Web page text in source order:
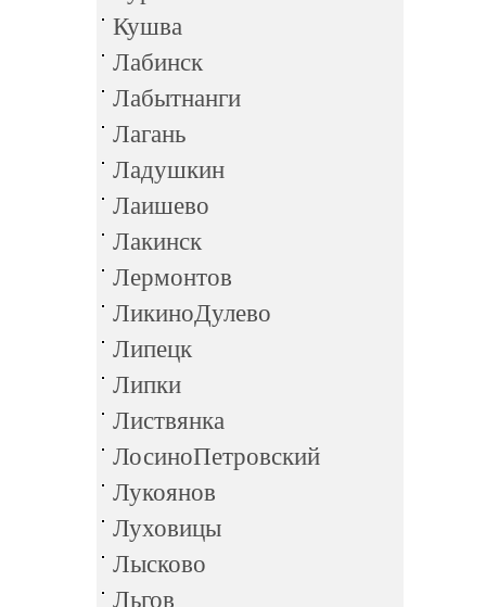
Кушва
Лабинск
Лабытнанги
Лагань
Ладушкин
Лаишево
Лакинск
Лермонтов
ЛикиноДулево
Липецк
Липки
Листвянка
ЛосиноПетровский
Лукоянов
Луховицы
Лысково
Льгов